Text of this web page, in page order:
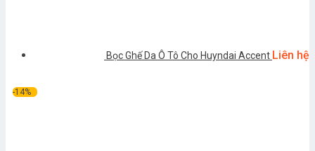
Bọc Ghế Da Ô Tô Cho Huyndai Accent Liên hệ
-14%